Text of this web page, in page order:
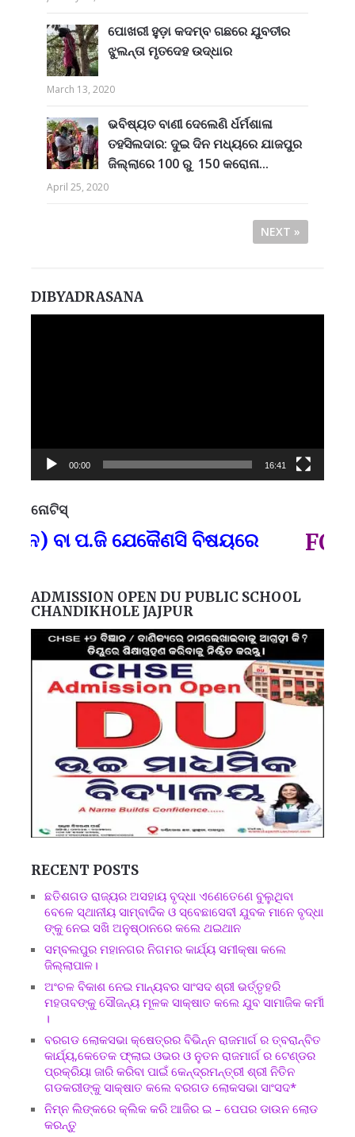
ପୋଖରୀ ହୁଡ଼ା କଦମ୍ବ ଗଛରେ ଯୁବତୀର
ଝୁଲନ୍ତା ମୃତଦେହ ଉଦ୍ଧାର
March 13, 2020
ଭବିଷ୍ୟତ ବାଣୀ ଦେଲେଣି ର୍ଧର୍ମଶାଳା
ତହସିଲଦାର: ଦୁଇ ଦିନ ମଧ୍ୟରେ ଯାଜପୁର
ଜିଲ୍ଲାରେ 100 ରୁ 150 କରୋନା...
April 25, 2020
NEXT »
DIBYADRASANA
00:00 16:41
ନୋଟିସ୍
ବା ପ.ଜି ଯେକୈଣସି ବିଷୟରେ FOR
ADMISSION OPEN DU PUBLIC SCHOOL
CHANDIKHOLE JAJPUR
RECENT POSTS
ଛତିଶଗଡ ରାଜ୍ୟର ଅସହାୟ ବୃଦ୍ଧା ଏଣେତେଣେ ବୁଲୁଥିବା
ବେଳେ ସ୍ଥାନୀୟ ସାମ୍ବାଦିକ ଓ ସ୍ବେଛାସେବୀ ଯୁବକ ମାନେ ବୃଦ୍ଧା
ଙ୍କୁ ନେଇ ସଖି ଅନୁଷ୍ଠାନରେ କଲେ ଥଇଥାନ
ସମ୍ବଲପୁର ମହାନଗର ନିଗମର କାର୍ଯ୍ୟ ସମୀକ୍ଷା କଲେ
ଜିଲ୍ଲାପାଳ।
ଅଂଚଳ ବିକାଶ ନେଇ ମାନ୍ୟବର ସାଂସଦ ଶ୍ରୀ ଭର୍ତ୍ତୃହରି
ମହତାବଙ୍କୁ ସୌଜନ୍ୟ ମୂଳକ ସାକ୍ଷାତ କଲେ ଯୁବ ସାମାଜିକ କର୍ମୀ
।
ବରଗଡ ଲୋକସଭା କ୍ଷେତ୍ରର ବିଭିନ୍ନ ରାଜମାର୍ଗ ର ତ୍ବରାନ୍ବିତ
କାର୍ଯ୍ୟ,କେତେକ ଫ୍ଲାଇ ଓଭର ଓ ନୁତନ ରାଜମାର୍ଗ ର ଟେଣ୍ଡର
ପ୍ରକ୍ରିୟା ଜାରି କରିବା ପାଇଁ କେନ୍ଦ୍ରମନ୍ତ୍ରୀ ଶ୍ରୀ ନିତିନ
ଗଡକରୀଙ୍କୁ ସାକ୍ଷାତ କଲେ ବରଗଡ ଲୋକସଭା ସାଂସଦ*
ନିମ୍ନ ଲିଙ୍କରେ କ୍ଲିକ କରି ଆଜିର ଇ – ପେପର ଡାଉନ ଲୋଡ
କରନ୍ତୁ